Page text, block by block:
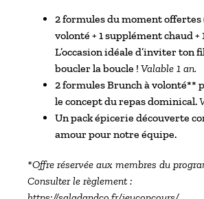
2 formules du moment offertes
volonté + 1 supplément chaud +
L’occasion idéale d’inviter ton
boucler la boucle ! Valable 1 an.
2 formules Brunch à volonté**
le concept du repas dominical.
Un pack épicerie découverte
amour pour notre équipe.
*Offre réservée aux membres du
Consulter le règlement :